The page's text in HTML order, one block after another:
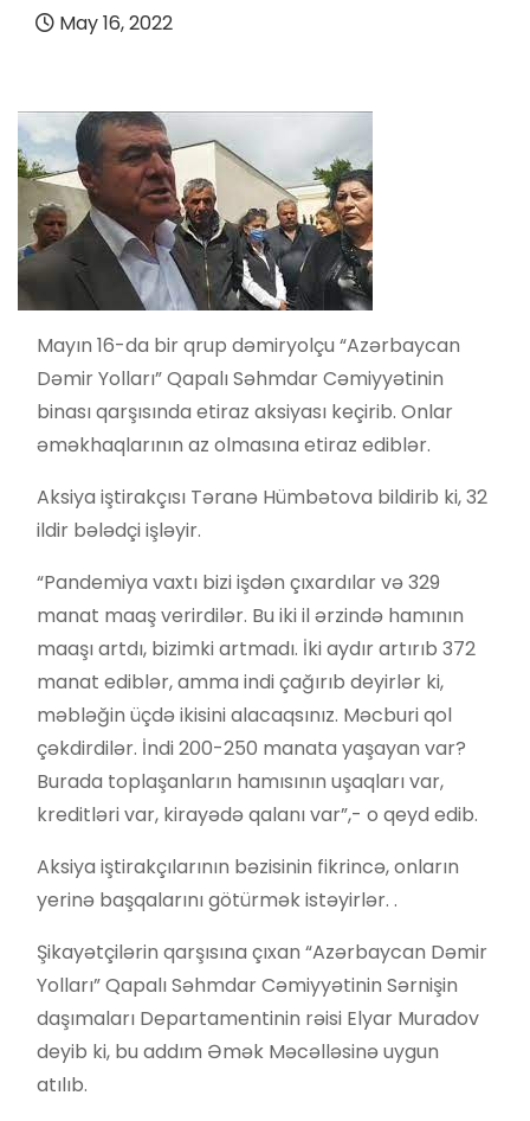
May 16, 2022
Mayın 16-da bir qrup dəmiryolçu “Azərbaycan
Dəmir Yolları” Qapalı Səhmdar Cəmiyyətinin
binası qarşısında etiraz aksiyası keçirib. Onlar
əməkhaqlarının az olmasına etiraz ediblər.
Aksiya iştirakçısı Təranə Hümbətova bildirib ki, 32
ildir bələdçi işləyir.
“Pandemiya vaxtı bizi işdən çıxardılar və 329
manat maaş verirdilər. Bu iki il ərzində hamının
maaşı artdı, bizimki artmadı. İki aydır artırıb 372
manat ediblər, amma indi çağırıb deyirlər ki,
məbləğin üçdə ikisini alacaqsınız. Məcburi qol
çəkdirdilər. İndi 200-250 manata yaşayan var?
Burada toplaşanların hamısının uşaqları var,
kreditləri var, kirayədə qalanı var”,- o qeyd edib.
Aksiya iştirakçılarının bəzisinin fikrincə, onların
yerinə başqalarını götürmək istəyirlər. .
Şikayətçilərin qarşısına çıxan “Azərbaycan Dəmir
Yolları” Qapalı Səhmdar Cəmiyyətinin Sərnişin
daşımaları Departamentinin rəisi Elyar Muradov
deyib ki, bu addım Əmək Məcəlləsinə uygun
atılıb.